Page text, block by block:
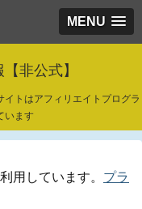
MENU
非公式】
トはアフィリエイトプログラ
います
用しています。 プラ